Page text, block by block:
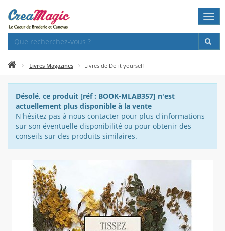
Livres Magazines Livres de Do it yourself
Désolé, ce produit [réf : BOOK-MLAB357] n'est
actuellement plus disponible à la vente
N'hésitez pas à nous contacter pour plus d'informations
sur son éventuelle disponibilité ou pour obtenir des
conseils sur des produits similaires.